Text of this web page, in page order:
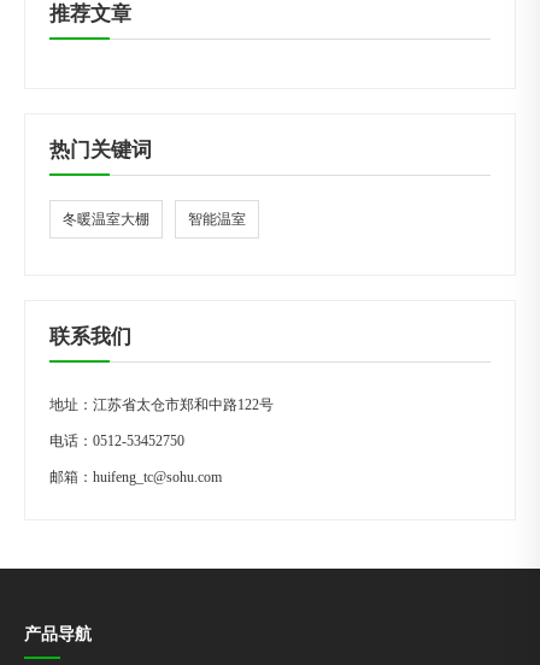
推荐文章
热门关键词
冬暖温室大棚 智能温室
联系我们
地址：江苏省太仓市郑和中路122号
电话： 0512-53452750
邮箱： huifeng_tc@sohu.com
产品导航